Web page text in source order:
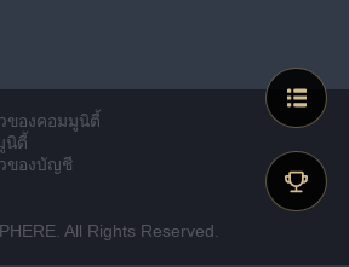
ของคอมมูนิตี้
นิตี้
ของบัญชี
All Rights Reserved.